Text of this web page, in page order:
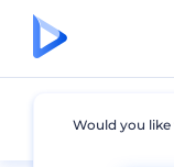
Folha
Would you